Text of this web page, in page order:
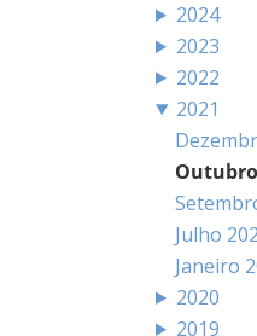
2024
2023
2022
2021
Julho
Janeiro
2020
2019